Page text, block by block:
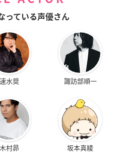
っている声優さん
速水奨 諏訪部順一
木村昴 坂本真綾